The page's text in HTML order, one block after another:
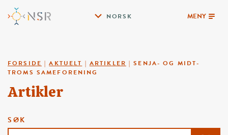
NORSK MENY
FORSIDE |AKTUELT | ARTIKLER |SENJA- OG MIDT-
TROMS SAMEFORENING
Artikler
SØK